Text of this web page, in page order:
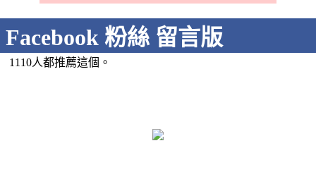
Facebook 粉絲 留言版
1110人都推薦這個。